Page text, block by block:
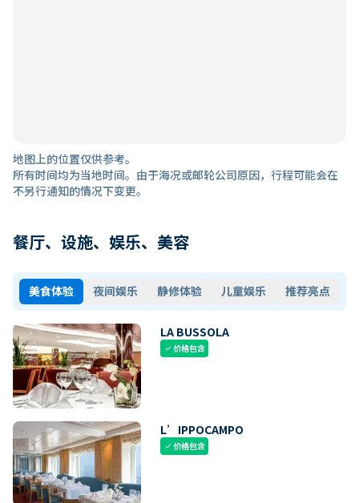
地图上的位置仅供参考。
所有时间均为当地时间。由于海况或邮轮公司原因，行程可能会在
不另行通知的情况下变更。
餐厅、设施、娱乐、美容
美食体验 夜间娱乐 静修体验 儿童娱乐 推荐亮点
LA BUSSOLA
check价格包含
L’IPPOCAMPO
check价格包含